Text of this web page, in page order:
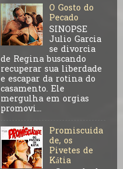
O Gosto do
Pecado
SINOPSE
Julio Garcia
se divorcia
de Regina buscando
recuperar sua liberdade
e escapar da rotina do
casamento. Ele
mergulha em orgias
promovi...
Promiscuida
de, os
Pivetes de
Kátia